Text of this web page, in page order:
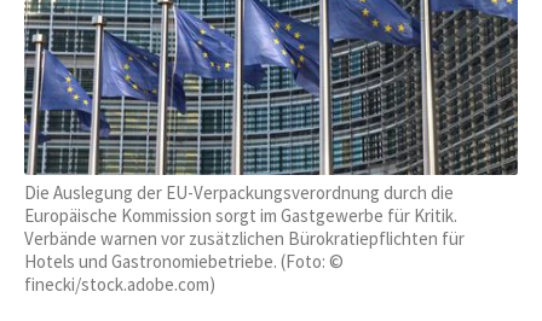
Die Auslegung der EU-Verpackungsverordnung durch die
Europäische Kommission sorgt im Gastgewerbe für Kritik.
Verbände warnen vor zusätzlichen Bürokratiepflichten für
Hotels und Gastronomiebetriebe. (Foto: ©
finecki/stock.adobe.com)